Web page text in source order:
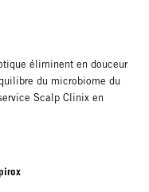
éliminent en douceur
du microbiome du
Scalp Clinix en